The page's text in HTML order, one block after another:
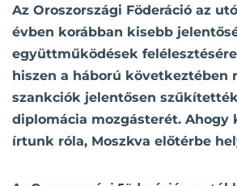
Az Oroszországi Föderáció az
évben korábban kisebb
együttműködések
hiszen a háború következtében
szankciók jelentősen
diplomácia mozgásterét. Ahogy
írtunk róla, Moszkva előtérbe